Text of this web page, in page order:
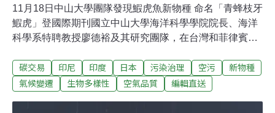
11月18日中山大學團隊發現鰕虎魚新物種 命名「青蜂枝牙
鰕虎」登國際期刊國立中山大學海洋科學學院院長、海洋
科學系特聘教授廖德裕及其研究團隊，在台灣和菲律賓呂
蜂鳥振翅，相當獨特，將牠命名為「青蜂枝牙鰕虎」
（Stiphodon chlorestes），發表國際期刊受國際關注，也
碳交易 印尼 印度 日本 污染治理 空污
新物種
氣候變遷
生物多樣性 空氣品質 編輯直送